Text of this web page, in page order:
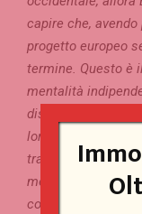
capire che,
progetto europeo
termine. Questo è
mentalità
disinteressati a
loro confini
trasformerà in un
meglio mezzo
comunque finito –